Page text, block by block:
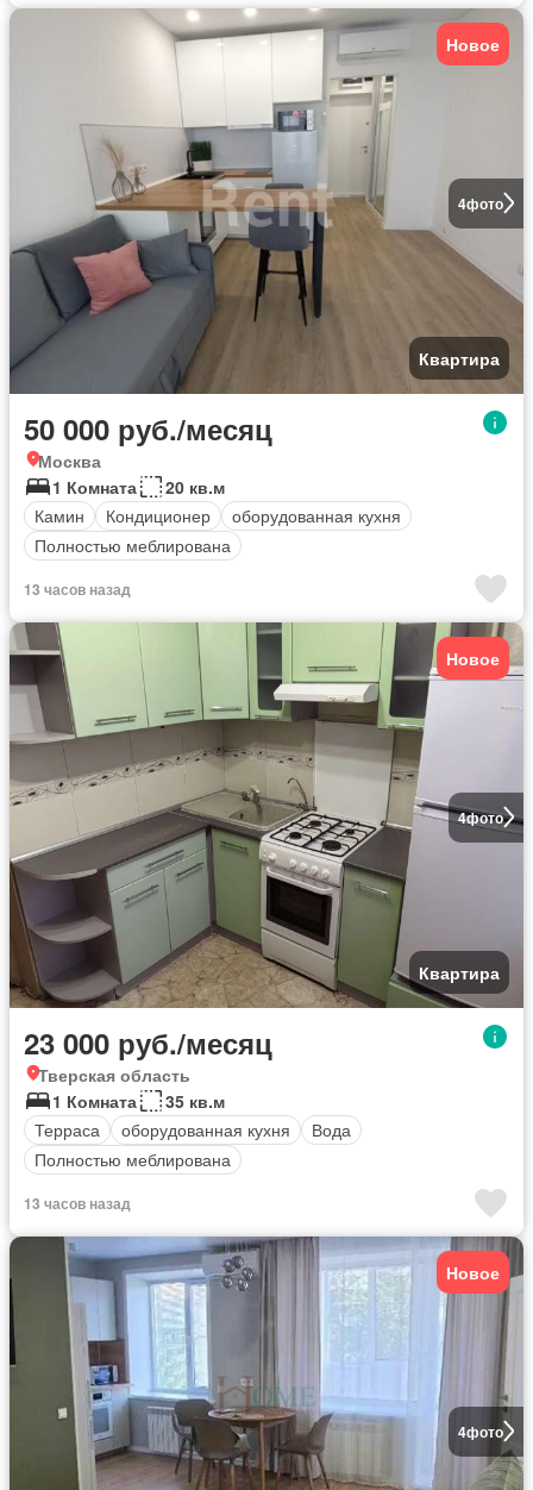
4фото
Новое
Квартира
50 000 руб./месяц
Москва
1 Комната
20 кв.м
Камин
Кондиционер
оборудованная кухня
Полностью меблирована
13 часов назад
4фото
Новое
Квартира
23 000 руб./месяц
Тверская область
1 Комната
35 кв.м
Терраса
оборудованная кухня
Вода
Полностью меблирована
13 часов назад
4фото
Новое